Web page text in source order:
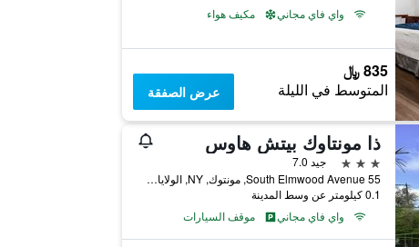
واي فاي مجاني
مكيف هواء
835 ﷼
المتوسط في الليلة عرض الصفقة
ذا مونتاوك بيتش هاوس
3 نجوم
جيد 7.0
55 South Elmwood Avenue, مونتوك, NY, الولايات المتحدة الأميريكية
0.1 كيلومتر عن وسط المدينة
واي فاي مجاني
موقف السيارات